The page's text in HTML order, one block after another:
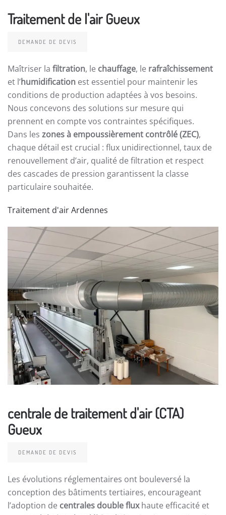
Traitement de l'air Gueux
DEMANDE DE DEVIS
Maîtriser la filtration, le chauffage, le rafraîchissement
et l’humidification est essentiel pour maintenir les
conditions de production adaptées à vos besoins.
Nous concevons des solutions sur mesure qui
prennent en compte vos contraintes spécifiques.
Dans les zones à empoussièrement contrôlé (ZEC),
chaque détail est crucial : flux unidirectionnel, taux de
renouvellement d’air, qualité de filtration et respect
des cascades de pression garantissent la classe
particulaire souhaitée.
Traitement d'air Ardennes
centrale de traitement d'air (CTA)
Gueux
DEMANDE DE DEVIS
Les évolutions réglementaires ont bouleversé la
conception des bâtiments tertiaires, encourageant
l’adoption de centrales double fluxhaute efficacité et